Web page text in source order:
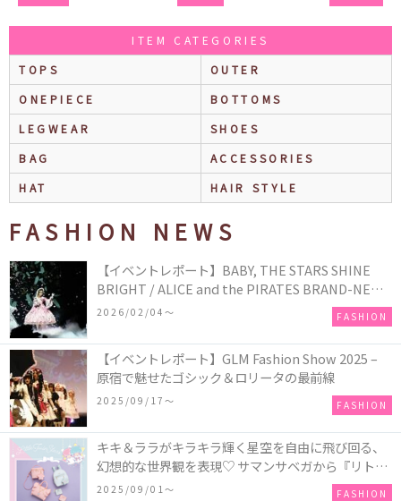
ITEM CATEGORIES
TOPS
OUTER
ONEPIECE
BOTTOMS
LEGWEAR
SHOES
BAG
ACCESSORIES
HAT
HAIR STYLE
FASHION NEWS
【イベントレポート】BABY, THE STARS SHINE
BRIGHT / ALICE and the PIRATES BRAND-NEW
COLLECTION in TOKYO
2026/02/04〜 FASHION
【イベントレポート】GLM Fashion Show 2025 –
原宿で魅せたゴシック＆ロリータの最前線
2025/09/17〜 FASHION
キキ＆ララがキラキラ輝く星空を自由に飛び回る、
幻想的な世界観を表現♡ サマンサベガから『リトル
ツインスターズ』50周年アニバーサリーイヤー』を
2025/09/01〜 FASHION